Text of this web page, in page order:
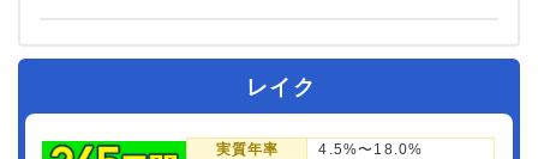
レイク
実質年率 4.5%〜18.0%